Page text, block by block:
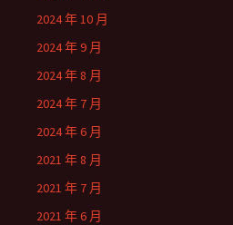
2024 年 10 月
2024 年 9 月
2024 年 8 月
2024 年 7 月
2024 年 6 月
2021 年 8 月
2021 年 7 月
2021 年 6 月